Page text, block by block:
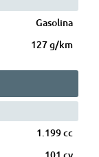
Gasolina
127 g/km
1.199 cc